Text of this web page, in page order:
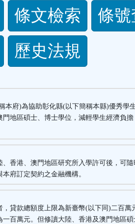
條文檢索
條
歷史法規
本府)為協助彰化縣(以下簡稱本縣)優秀學
地區碩士、博士學位，減輕學生經濟負
香港、澳門地區研究所入學許可後，可
府訂定契約之金融機構。
，貸款總額度上限為新臺幣(以下同)二百萬
百萬元。但修讀大陸、香港及澳門地區